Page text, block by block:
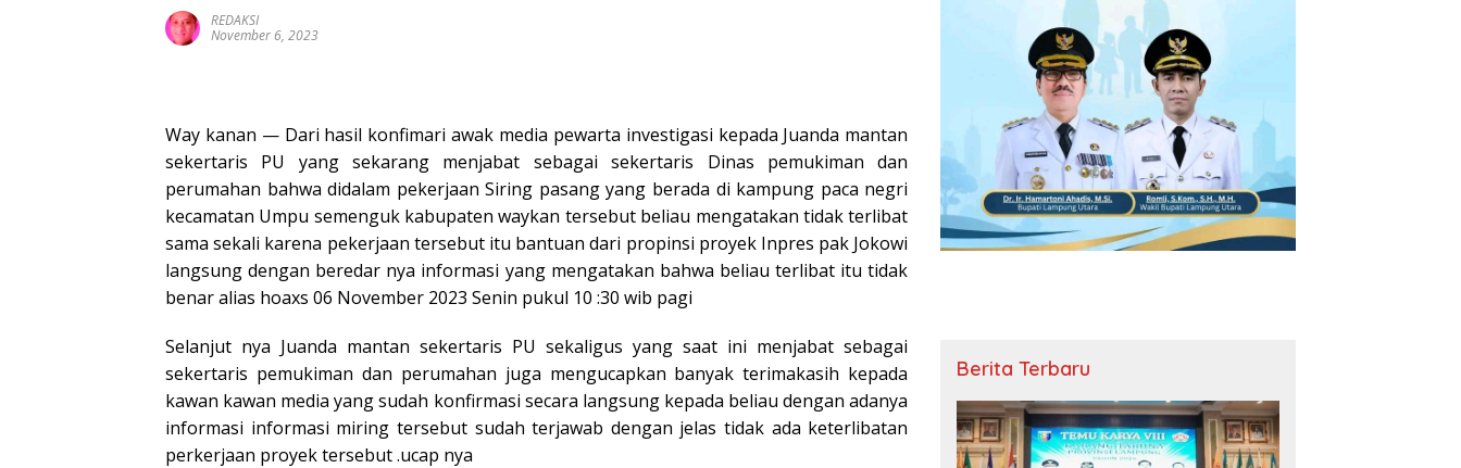
REDAKSI
November 6, 2023
Way kanan — Dari hasil konfimari awak media pewarta investigasi kepada Juanda mantan
sekertaris PU yang sekarang menjabat sebagai sekertaris Dinas pemukiman dan
perumahan bahwa didalam pekerjaan Siring pasang yang berada di kampung paca negri
kecamatan Umpu semenguk kabupaten waykan tersebut beliau mengatakan tidak terlibat
sama sekali karena pekerjaan tersebut itu bantuan dari propinsi proyek Inpres pak Jokowi
langsung dengan beredar nya informasi yang mengatakan bahwa beliau terlibat itu tidak
benar alias hoaxs 06 November 2023 Senin pukul 10 :30 wib pagi
Selanjut nya Juanda mantan sekertaris PU sekaligus yang saat ini menjabat sebagai
sekertaris pemukiman dan perumahan juga mengucapkan banyak terimakasih kepada
kawan kawan media yang sudah konfirmasi secara langsung kepada beliau dengan adanya
informasi informasi miring tersebut sudah terjawab dengan jelas tidak ada keterlibatan
perkerjaan proyek tersebut .ucap nya
Berita Terbaru